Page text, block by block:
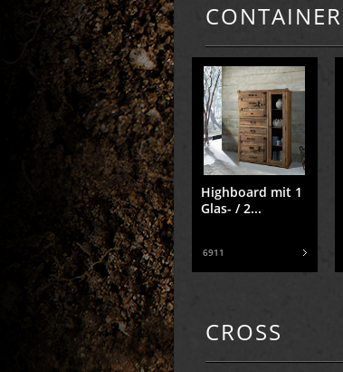
CONTAINER
Highboard mit 1
Glas- / 2...
6911
CROSS